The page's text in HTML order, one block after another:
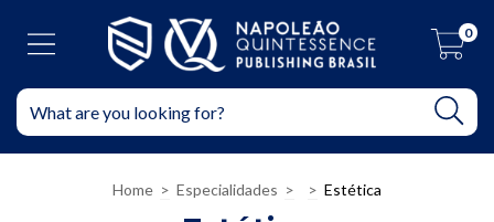
0
Home > Especialidades > > Estética